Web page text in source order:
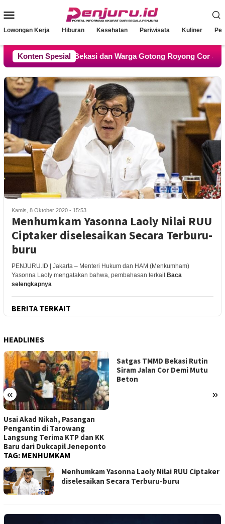
ke
Mobile
Lowongan Kerja Hiburan Kesehatan Pariwisata Kuliner
Konten Spesial
TMMD Bekasi dan Warga Gotong Royong Cor Jalan
Kamis, 8 Oktober 2020 - 15:53
Menhumkam Yasonna Laoly Nilai RUU
Ciptaker diselesaikan Secara Terburu-
buru
PENJURU.ID | Jakarta – Menteri Hukum dan HAM (Menkumham)
Yasonna Laoly mengatakan bahwa, pembahasan terkait Baca
selengkapnya
BERITA TERKAIT
HEADLINES
« »
Usai Akad Nikah, Pasangan
Pengantin di Tarowang
Langsung Terima KTP dan KK
Baru dari Dukcapil Jeneponto
Satgas TMMD Bekasi Rutin
Siram Jalan Cor Demi Mutu
Beton
TAG: MENHUMKAM
Menhumkam Yasonna Laoly Nilai RUU Ciptaker
diselesaikan Secara Terburu-buru